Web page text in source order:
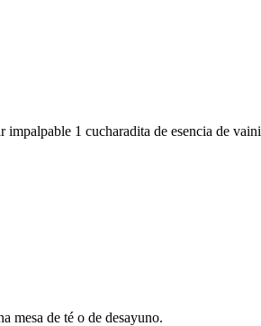
1 cucharadita de esencia de
mesa de té o de desayuno.